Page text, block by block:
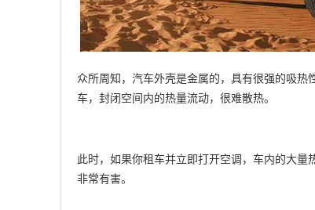
众所周知，汽车外壳是金属的，具有很强的吸
车，封闭空间内的热量流动，很难散热。
此时，如果你租车并立即打开空调，车内的大
非常有害。